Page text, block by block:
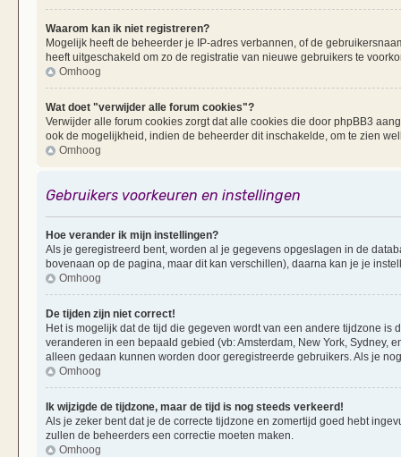
Waarom kan ik niet registreren?
Mogelijk heeft de beheerder je IP-adres verbannen, of de
heeft uitgeschakeld om zo de registratie van nieuwe gebruikers te
Omhoog
Wat doet "verwijder alle forum cookies"?
Verwijder alle forum cookies zorgt dat alle cookies die door phpBB3
ook de mogelijkheid, indien de beheerder dit inschakelde, om te zien
Omhoog
Gebruikers voorkeuren en instellingen
Hoe verander ik mijn instellingen?
Als je geregistreerd bent, worden al je gegevens opgeslagen in de
bovenaan op de pagina, maar dit kan verschillen), daarna kan je je
Omhoog
De tijden zijn niet correct!
Het is mogelijk dat de tijd die gegeven wordt van een andere tijdzone
veranderen in een bepaald gebied (vb: Amsterdam, New York, Sydney,
alleen gedaan kunnen worden door geregistreerde gebruikers. Als je
Omhoog
Ik wijzigde de tijdzone, maar de tijd is nog steeds verkeerd!
Als je zeker bent dat je de correcte tijdzone en zomertijd goed hebt
zullen de beheerders een correctie moeten maken.
Omhoog